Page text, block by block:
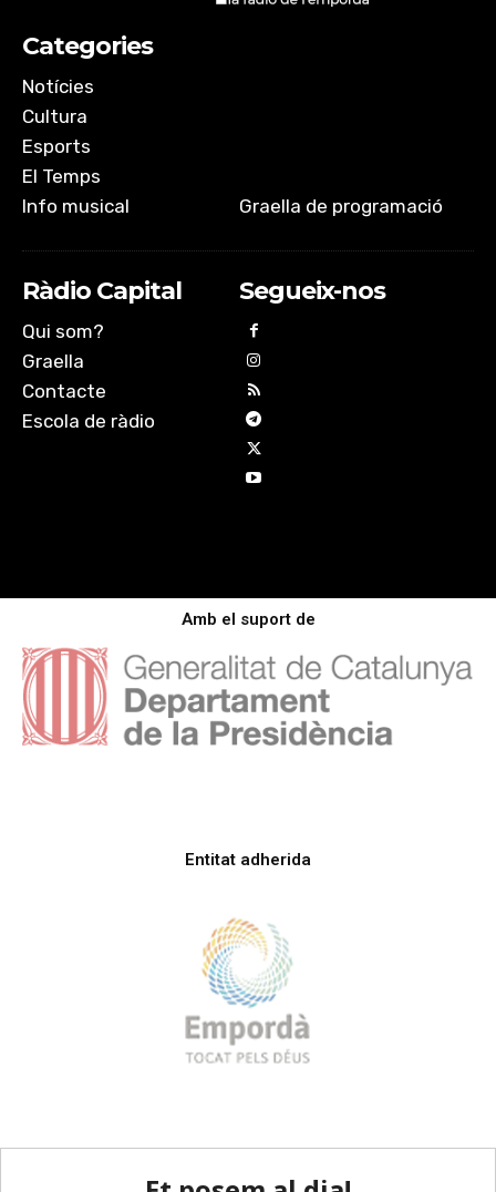
Categories
Notícies
Cultura
Esports
El Temps
Info musical
Graella de programació
Ràdio Capital
Qui som?
Graella
Contacte
Escola de ràdio
Segueix-nos
Amb el suport de
Entitat adherida